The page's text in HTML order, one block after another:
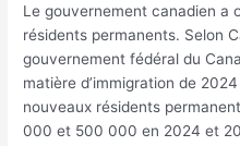
Le gouvernement canadien a
résidents permanents. Selon
gouvernement fédéral du
matière d’immigration de
nouveaux résidents
000 et 500 000 en 2024 et